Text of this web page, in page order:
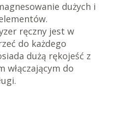
dużych i
ręczny jest w
do każdego
dużą rękojeść z
włączającym do